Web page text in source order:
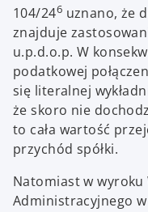
104/246 uznano, że
znajduje
u.p.d.o.p. W
podatkowej
się literalnej
że skoro nie
to cała wartość
przychód spółki.
Natomiast w wyroku
Administracyjnego